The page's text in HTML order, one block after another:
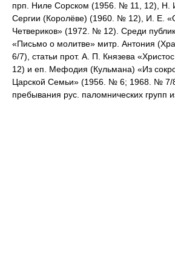
прп. Ниле Сорском (1956. № 11, 12), Н.
Сергии (Королёве) (1960. № 12), И. Е.
Четвериков» (1972. № 12). Среди
«Письмо о молитве» митр. Антония
6/7), статьи прот. А. П. Князева
12) и еп. Мефодия (Кульмана) «Из
Царской Семьи» (1956. № 6; 1968. № 7/
пребывания рус. паломнических групп